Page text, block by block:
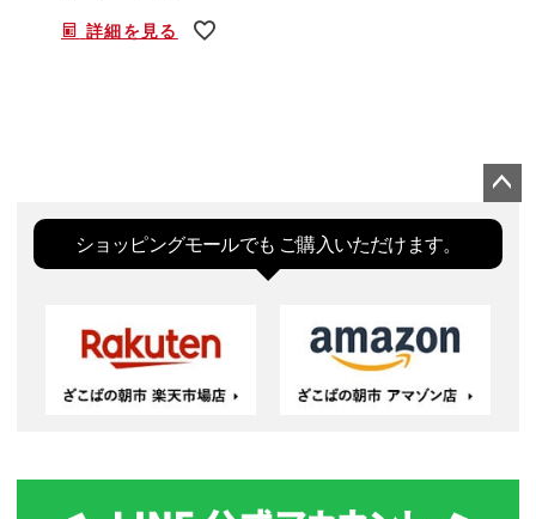
詳細を見る
ペー
ップ
ショッピングモールでも ご購入いただけます。